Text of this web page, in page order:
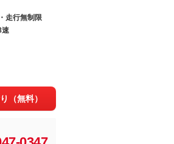
走行無制限
速
（無料）